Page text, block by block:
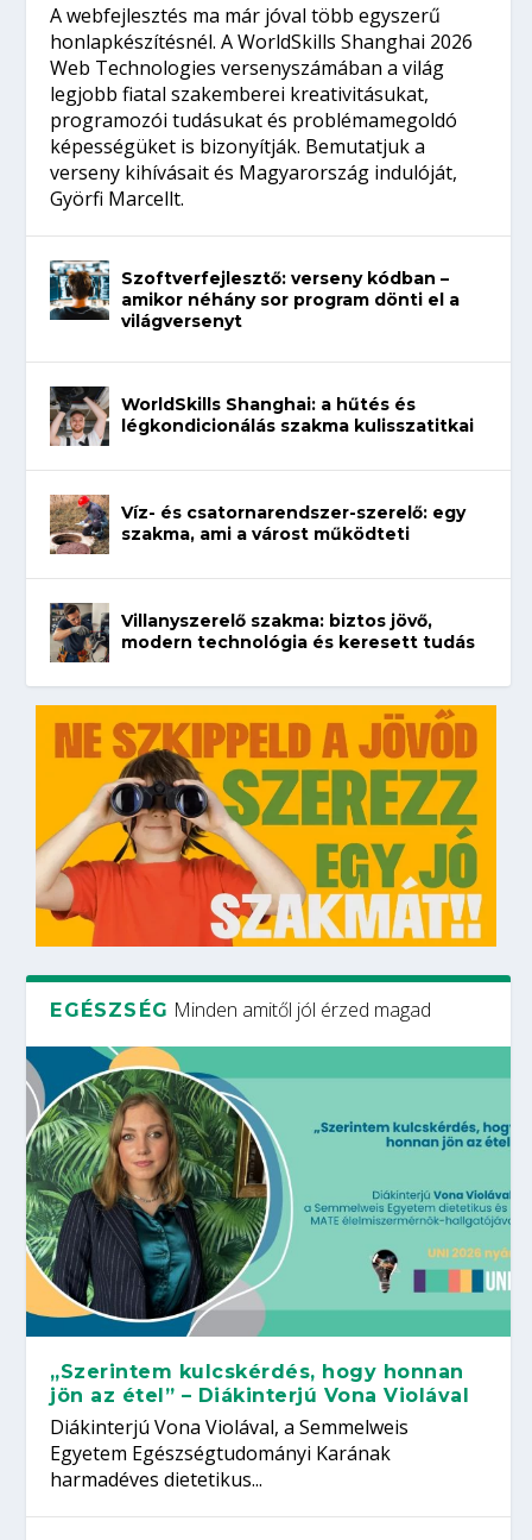
A webfejlesztés ma már jóval több egyszerű
honlapkészítésnél. A WorldSkills Shanghai 2026
Web Technologies versenyszámában a világ
legjobb fiatal szakemberei kreativitásukat,
programozói tudásukat és problémamegoldó
képességüket is bizonyítják. Bemutatjuk a
verseny kihívásait és Magyarország indulóját,
Györfi Marcellt.
Szoftverfejlesztő: verseny kódban –
amikor néhány sor program dönti el a
világversenyt
WorldSkills Shanghai: a hűtés és
légkondicionálás szakma kulisszatitkai
Víz- és csatornarendszer-szerelő: egy
szakma, ami a várost működteti
Villanyszerelő szakma: biztos jövő,
modern technológia és keresett tudás
EGÉSZSÉG Minden amitől jól érzed magad
„Szerintem kulcskérdés, hogy honnan
jön az étel” – Diákinterjú Vona Violával
Diákinterjú Vona Violával, a Semmelweis
Egyetem Egészségtudományi Karának
harmadéves dietetikus...